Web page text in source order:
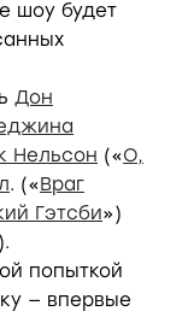
шоу будет
Дон
Нельсон («О,
. («Враг
Гэтсби»)
попыткой
— впервые